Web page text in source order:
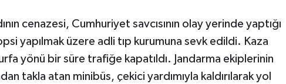
cenazesi, Cumhuriyet savcısının olay yerinde yaptığı
yapılmak üzere adli tıp kurumuna sevk edildi. Kaza
yönü bir süre trafiğe kapatıldı. Jandarma ekiplerinin
takla atan minibüs, çekici yardımıyla kaldırılarak yol